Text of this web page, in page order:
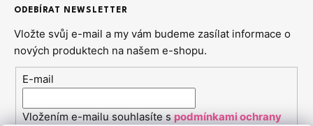
ODEBÍRAT NEWSLETTER
Vložte svůj e-mail a my vám budeme zasílat informace o
nových produktech na našem e-shopu.
E-mail
Vložením e-mailu souhlasíte spodmínkami ochrany